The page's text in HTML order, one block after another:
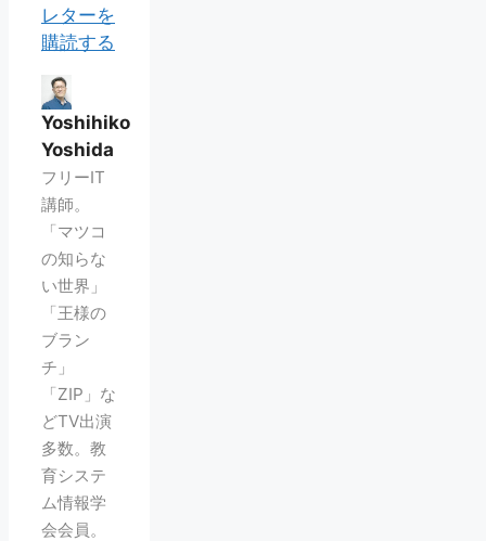
レターを
購読する
Yoshihiko
Yoshida
フリーIT
講師。
「マツコ
の知らな
い世界」
「王様の
ブラン
チ」
「ZIP」な
どTV出演
多数。教
育システ
ム情報学
会会員。